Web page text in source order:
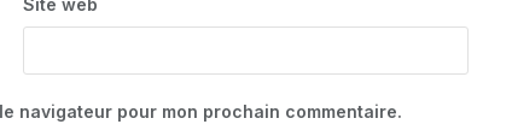
navigateur pour mon prochain commentaire.